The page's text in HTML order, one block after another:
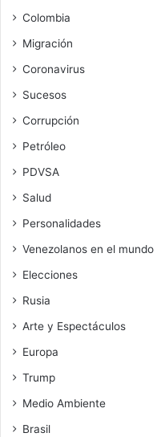
Colombia
Migración
Coronavirus
Sucesos
Corrupción
Petróleo
PDVSA
Salud
Personalidades
Venezolanos en el mundo
Elecciones
Rusia
Arte y Espectáculos
Europa
Trump
Medio Ambiente
Brasil